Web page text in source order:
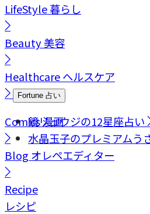
LifeStyle暮らし
Beauty美容
Healthcareヘルスケア
Fortune 占い
鏡リュウジの12星座占い
水晶玉子のプレミアムう
Comics漫画
Blog オレペエディター
Recipe
レシピ